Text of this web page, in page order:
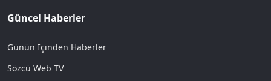
Güncel Haberler
Günün İçinden Haberler
Sözcü Web TV